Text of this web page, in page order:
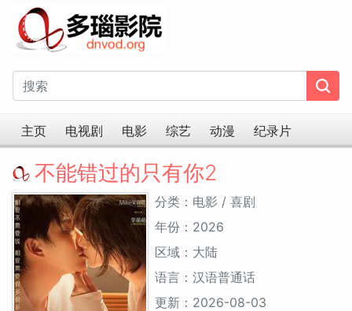
主页 电视剧 电影 综艺 动漫 纪录片
不能错过的只有你2
分类：电影 / 喜剧
年份：2026
区域：大陆
语言：汉语普通话
更新：2026-08-03